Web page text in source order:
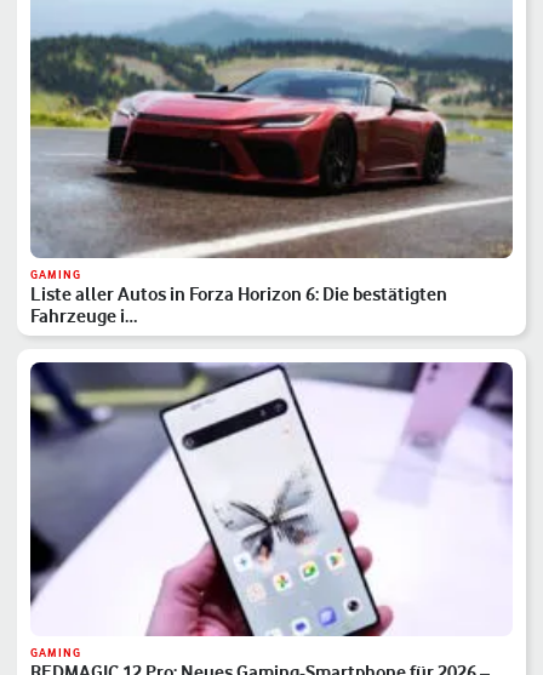
GAMING
Liste aller Autos in Forza Horizon 6: Die bestätigten
Fahrzeuge i…
GAMING